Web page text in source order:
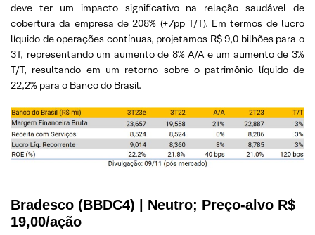
deve ter um impacto significativo na relação saudável de
cobertura da empresa de 208% (+7pp T/T). Em termos de lucro
líquido de operações contínuas, projetamos R$ 9,0 bilhões para o
3T, representando um aumento de 8% A/A e um aumento de 3%
T/T, resultando em um retorno sobre o patrimônio líquido de
22,2% para o Banco do Brasil.
Bradesco (BBDC4) | Neutro; Preço-alvo R$
19,00/ação